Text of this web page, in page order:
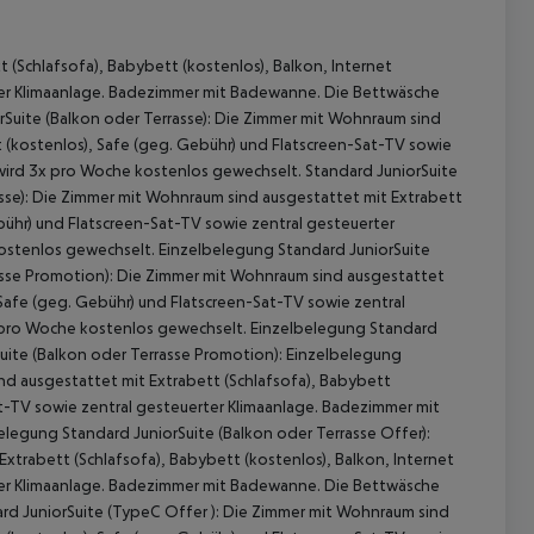
(Schlafsofa), Babybett (kostenlos), Balkon, Internet
Badezimmer mit Badewanne. Die Bettwäsche
(Balkon oder Terrasse): Die Zimmer mit Wohnraum sind
Safe (geg. Gebühr) und Flatscreen-Sat-TV sowie
3x pro Woche kostenlos gewechselt. Standard JuniorSuite
Die Zimmer mit Wohnraum sind ausgestattet mit Extrabett
und Flatscreen-Sat-TV sowie zentral gesteuerter
gewechselt. Einzelbelegung Standard JuniorSuite
Promotion): Die Zimmer mit Wohnraum sind ausgestattet
(geg. Gebühr) und Flatscreen-Sat-TV sowie zentral
Woche kostenlos gewechselt. Einzelbelegung Standard
(Balkon oder Terrasse Promotion): Einzelbelegung
ausgestattet mit Extrabett (Schlafsofa), Babybett
sowie zentral gesteuerter Klimaanlage. Badezimmer mit
Standard JuniorSuite (Balkon oder Terrasse Offer):
(Schlafsofa), Babybett (kostenlos), Balkon, Internet
Badezimmer mit Badewanne. Die Bettwäsche
JuniorSuite (TypeC Offer ): Die Zimmer mit Wohnraum sind